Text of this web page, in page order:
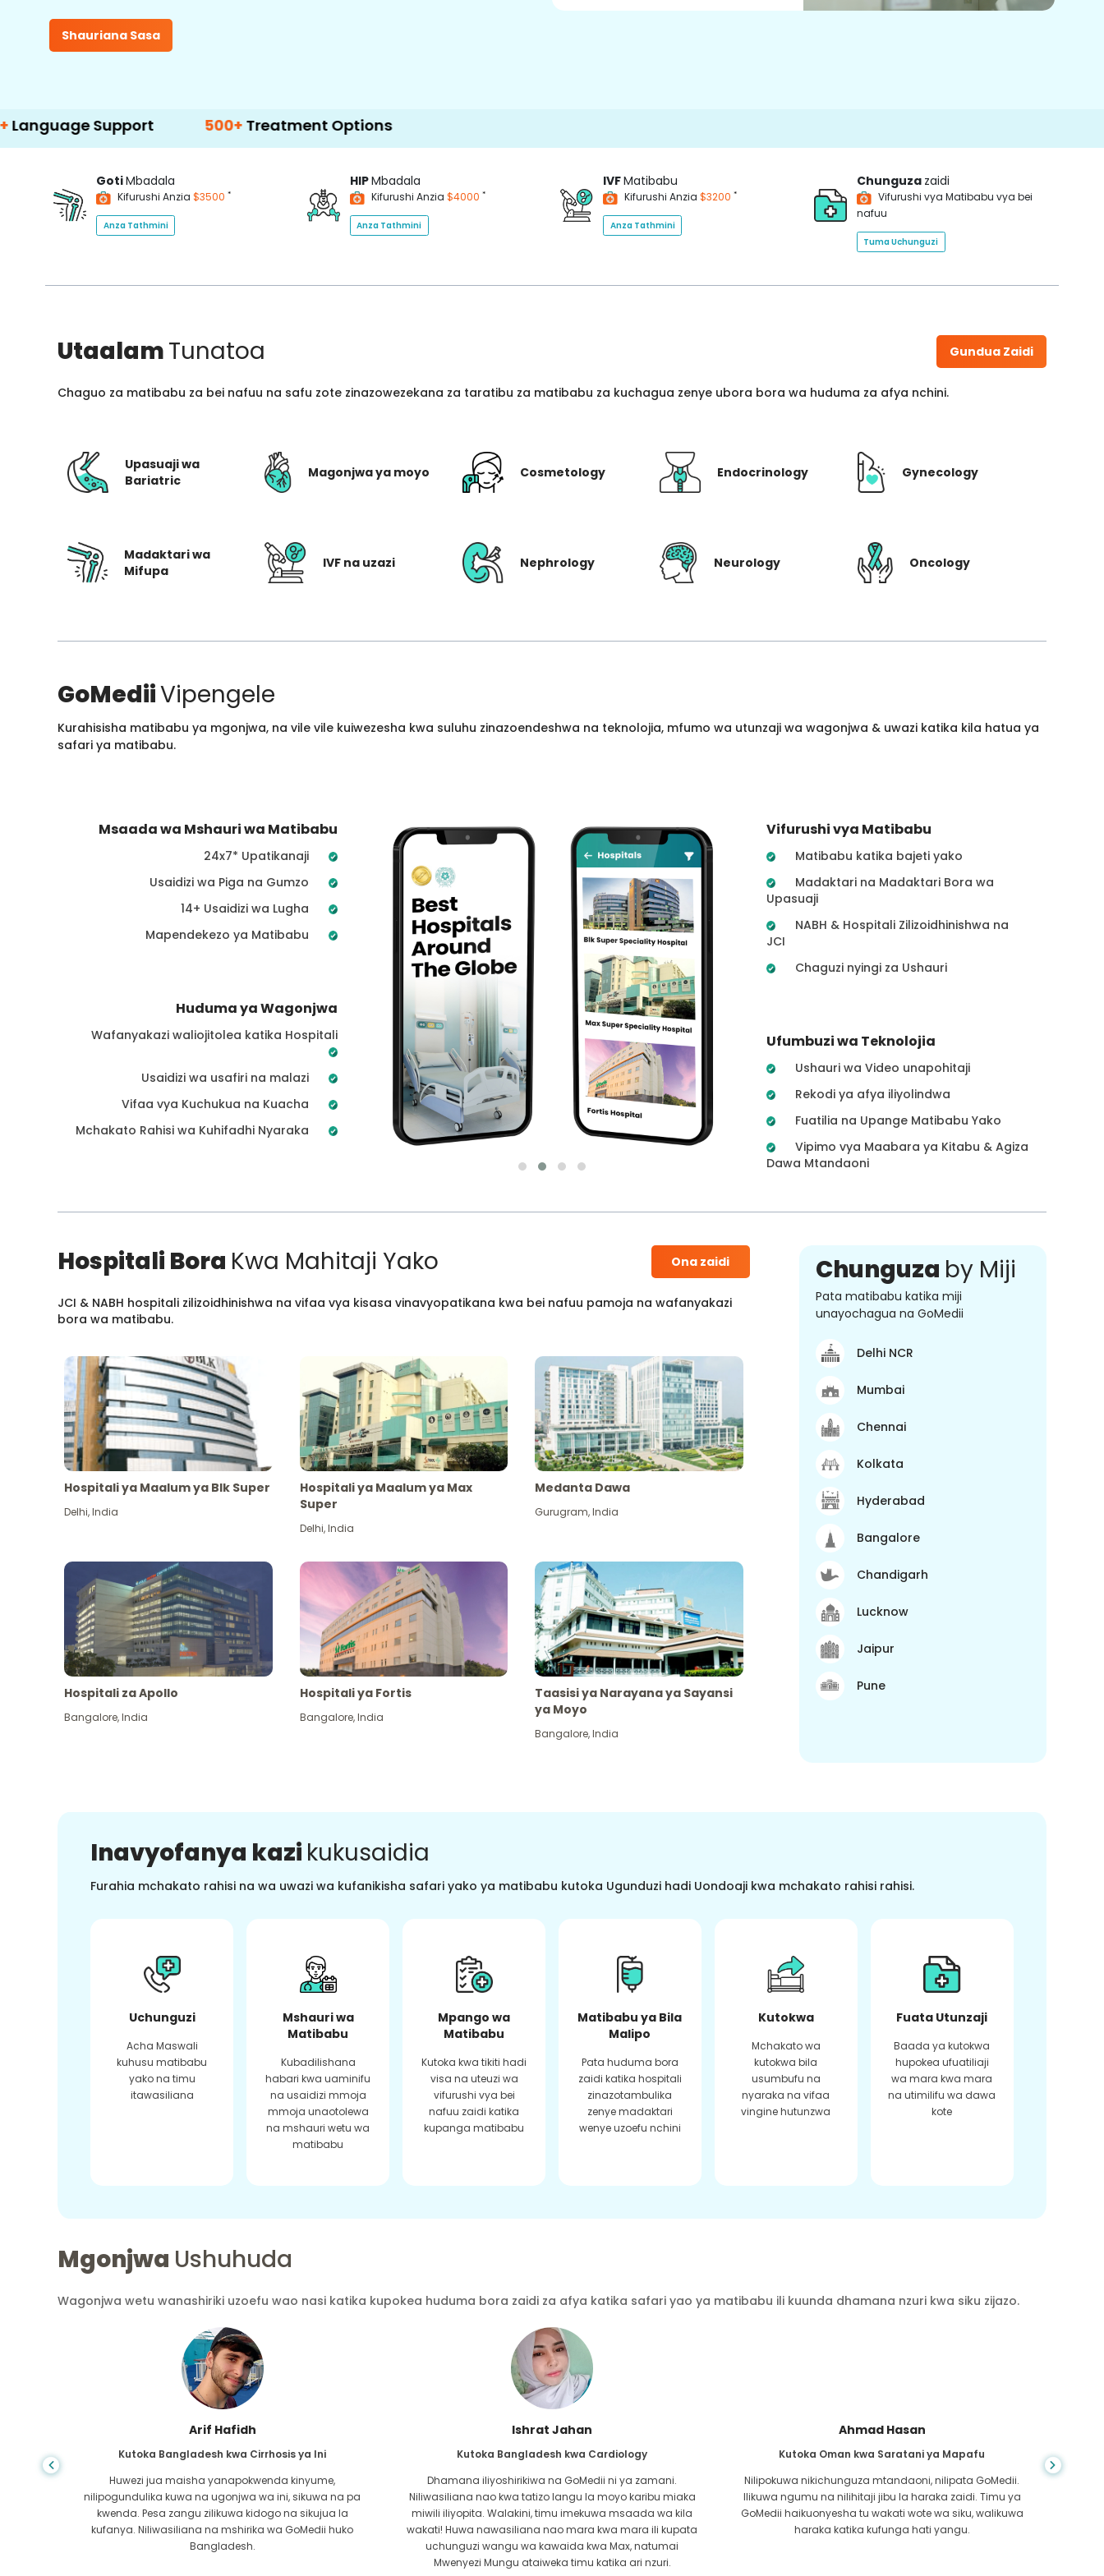
Shauriana Sasa
Support 500+ Treatment Options
GotiMbadala
Kifurushi Anzia $3500 *
Anza Tathmini
HIPMbadala
Kifurushi Anzia $4000 *
Anza Tathmini
IVFMatibabu
Kifurushi Anzia $3200 *
Anza Tathmini
Chunguza zaidi
Vifurushi vya Matibabu vya bei
nafuu
Tuma Uchunguzi
UtaalamTunatoa Gundua Zaidi
Chaguo za matibabu za bei nafuu na safu zote zinazowezekana za taratibu za matibabu za kuchagua zenye ubora bora wa huduma za afya nchini.
Upasuaji wa
Bariatric
Magonjwa ya moyo Cosmetology Endocrinology Gynecology
Madaktari wa
Mifupa
IVF na uzazi Nephrology Neurology Oncology
GoMediiVipengele
Kurahisisha matibabu ya mgonjwa, na vile vile kuiwezesha kwa suluhu zinazoendeshwa na teknolojia, mfumo wa utunzaji wa wagonjwa & uwazi katika kila hatua ya
safari ya matibabu.
Msaada wa Mshauri wa Matibabu
24x7* Upatikanaji
Usaidizi wa Piga na Gumzo
14+ Usaidizi wa Lugha
Mapendekezo ya Matibabu
Huduma ya Wagonjwa
Wafanyakazi waliojitolea katika Hospitali
Usaidizi wa usafiri na malazi
Vifaa vya Kuchukua na Kuacha
Mchakato Rahisi wa Kuhifadhi Nyaraka
Vifurushi vya Matibabu
Matibabu katika bajeti yako
Madaktari na Madaktari Bora wa
Upasuaji
NABH & Hospitali Zilizoidhinishwa na
JCI
Chaguzi nyingi za Ushauri
Ufumbuzi wa Teknolojia
Ushauri wa Video unapohitaji
Rekodi ya afya iliyolindwa
Fuatilia na Upange Matibabu Yako
Vipimo vya Maabara ya Kitabu & Agiza
Dawa Mtandaoni
Hospitali Bora Kwa Mahitaji Yako Ona zaidi
JCI & NABH hospitali zilizoidhinishwa na vifaa vya kisasa vinavyopatikana kwa bei nafuu pamoja na wafanyakazi
bora wa matibabu.
Hospitali ya Maalum ya Blk Super
Delhi,India
Hospitali ya Maalum ya Max
Super
Delhi,India
Medanta Dawa
Gurugram,India
Hospitali za Apollo
Bangalore,India
Hospitali ya Fortis
Bangalore,India
Taasisi ya Narayana ya Sayansi
ya Moyo
Bangalore,India
Chunguza by Miji
Pata matibabu katika miji
unayochagua na GoMedii
Delhi NCR
Mumbai
Chennai
Kolkata
Hyderabad
Bangalore
Chandigarh
Lucknow
Jaipur
Pune
Inavyofanya kazi kukusaidia
Furahia mchakato rahisi na wa uwazi wa kufanikisha safari yako ya matibabu kutoka Ugunduzi hadi Uondoaji kwa mchakato rahisi rahisi.
Uchunguzi
Acha Maswali
kuhusu matibabu
yako na timu
itawasiliana
Mshauri wa
Matibabu
Kubadilishana
habari kwa uaminifu
na usaidizi mmoja
mmoja unaotolewa
na mshauri wetu wa
matibabu
Mpango wa
Matibabu
Kutoka kwa tikiti hadi
visa na uteuzi wa
vifurushi vya bei
nafuu zaidi katika
kupanga matibabu
Matibabu ya Bila
Malipo
Pata huduma bora
zaidi katika hospitali
zinazotambulika
zenye madaktari
wenye uzoefu nchini
Kutokwa
Mchakato wa
kutokwa bila
usumbufu na
nyaraka na vifaa
vingine hutunzwa
Fuata Utunzaji
Baada ya kutokwa
hupokea ufuatiliaji
wa mara kwa mara
na utimilifu wa dawa
kote
Mgonjwa Ushuhuda
Wagonjwa wetu wanashiriki uzoefu wao nasi katika kupokea huduma bora zaidi za afya katika safari yao ya matibabu ili kuunda dhamana nzuri kwa siku zijazo.
Arif Hafidh
Kutoka Bangladesh kwa Cirrhosis ya Ini
Huwezi jua maisha yanapokwenda kinyume,
nilipogundulika kuwa na ugonjwa wa ini, sikuwa na pa
kwenda. Pesa zangu zilikuwa kidogo na sikujua la
kufanya. Niliwasiliana na mshirika wa GoMedii huko
Bangladesh.
Ishrat Jahan
Kutoka Bangladesh kwa Cardiology
Dhamana iliyoshirikiwa na GoMedii ni ya zamani.
Niliwasiliana nao kwa tatizo langu la moyo karibu miaka
miwili iliyopita. Walakini, timu imekuwa msaada wa kila
wakati! Huwa nawasiliana nao mara kwa mara ili kupata
uchunguzi wangu wa kawaida kwa Max, natumai
Mwenyezi Mungu ataiweka timu katika ari nzuri.
Ahmad Hasan
Kutoka Oman kwa Saratani ya Mapafu
Nilipokuwa nikichunguza mtandaoni, nilipata GoMedii.
Ilikuwa ngumu na nilihitaji jibu la haraka zaidi. Timu ya
GoMedii haikuonyesha tu wakati wote wa siku, walikuwa
haraka katika kufunga hati yangu.